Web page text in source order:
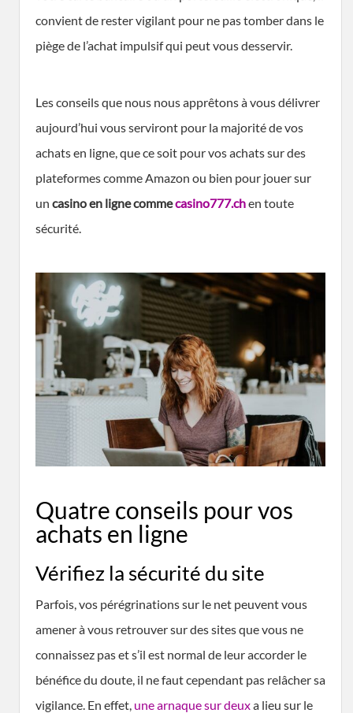
convient de rester vigilant pour ne pas tomber dans le
piège de l’achat impulsif qui peut vous desservir.
Les conseils que nous nous apprêtons à vous délivrer
aujourd’hui vous serviront pour la majorité de vos
achats en ligne, que ce soit pour vos achats sur des
plateformes comme Amazon ou bien pour jouer sur
un casino en ligne commecasino777.chen toute
sécurité.
Quatre conseils pour vos
achats en ligne
Vérifiez la sécurité du site
Parfois, vos pérégrinations sur le net peuvent vous
amener à vous retrouver sur des sites que vous ne
connaissez pas et s’il est normal de leur accorder le
bénéfice du doute, il ne faut cependant pas relâcher sa
vigilance. En effet, une arnaque sur deuxa lieu sur le